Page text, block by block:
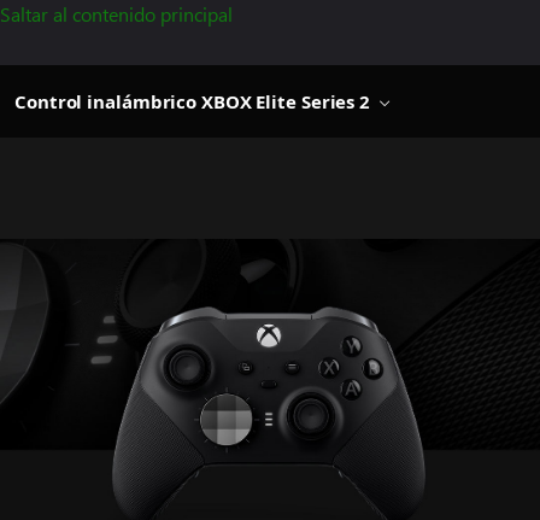
Saltar al contenido principal
Control inalámbrico XBOX Elite Series 2